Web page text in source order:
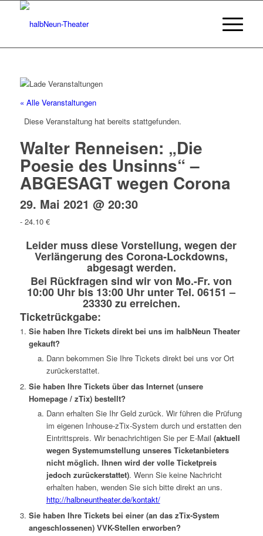
« Alle Veranstaltungen
Diese Veranstaltung hat bereits stattgefunden.
Walter Renneisen: „Die
Poesie des Unsinns“ –
ABGESAGT wegen Corona
29. Mai 2021 @ 20:30
- 24.10 €
Leider muss diese Vorstellung, wegen der
Verlängerung des Corona-Lockdowns,
abgesagt werden.
Bei Rückfragen sind wir von Mo.-Fr. von
10:00 Uhr bis 13:00 Uhr unter Tel. 06151 –
23330 zu erreichen.
Ticketrückgabe:
Sie haben Ihre Tickets direkt bei uns im halbNeun Theater
gekauft?
Dann bekommen Sie Ihre Tickets direkt bei uns vor Ort
zurückerstattet.
Sie haben Ihre Tickets über das Internet (unsere
Homepage / zTix) bestellt?
Dann erhalten Sie Ihr Geld zurück. Wir führen die Prüfung
im eigenen Inhouse-zTix-System durch und erstatten den
Eintrittspreis. Wir benachrichtigen Sie per E-Mail (aktuell
wegen Systemumstellung unseres Ticketanbieters
nicht möglich. Ihnen wird der volle Ticketpreis
jedoch zurückerstattet). Wenn Sie keine Nachricht
erhalten haben, wenden Sie sich bitte direkt an uns.
http://halbneuntheater.de/kontakt/
Sie haben Ihre Tickets bei einer (an das zTix-System
angeschlossenen) VVK-Stellen erworben?